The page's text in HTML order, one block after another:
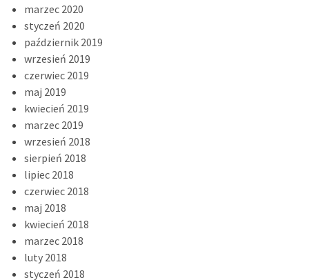
marzec 2020
styczeń 2020
październik 2019
wrzesień 2019
czerwiec 2019
maj 2019
kwiecień 2019
marzec 2019
wrzesień 2018
sierpień 2018
lipiec 2018
czerwiec 2018
maj 2018
kwiecień 2018
marzec 2018
luty 2018
styczeń 2018